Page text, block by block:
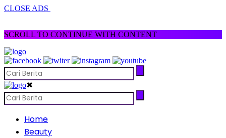
CLOSE ADS
SCROLL TO CONTINUE WITH CONTENT
✖
Home
Beauty